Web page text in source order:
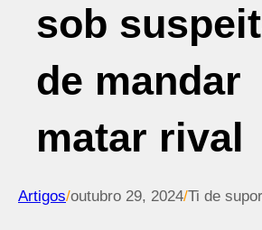
sob
de mandar
matar rival
Artigos/outubro 29, 2024/Ti de